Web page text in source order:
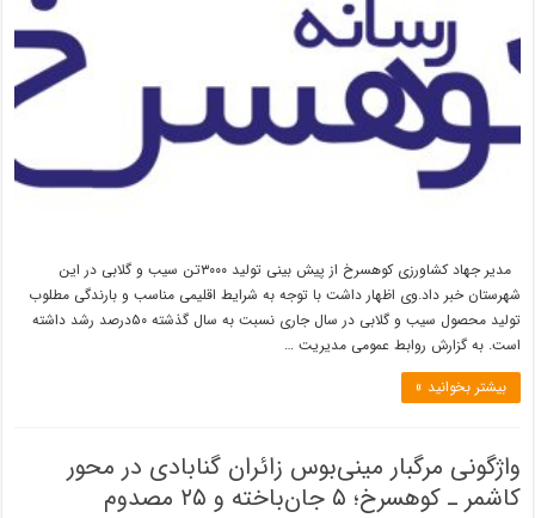
مدیر جهاد کشاورزی کوهسرخ از پیش بینی تولید ۳۰۰۰تن سیب و گلابی در این
شهرستان خبر داد.وی اظهار داشت با توجه به شرایط اقلیمی مناسب و بارندگی مطلوب
تولید محصول سیب و گلابی در سال جاری نسبت به سال گذشته ۵۰درصد رشد داشته
است. به گزارش روابط عمومی مدیریت …
بیشتر بخوانید »
واژگونی مرگبار مینی‌بوس زائران گنابادی در محور
کاشمر ـ کوهسرخ؛ ۵ جان‌باخته و ۲۵ مصدوم